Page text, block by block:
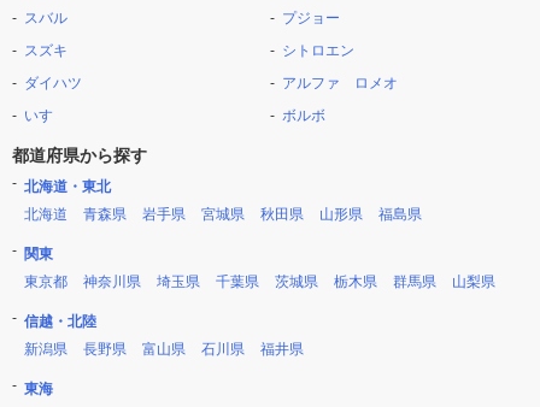
スバル
スズキ
ダイハツ
いすゞ
プジョー
シトロエン
アルファ ロメオ
ボルボ
都道府県から探す
北海道・東北
北海道
青森県 岩手県 宮城県 秋田県 山形県 福島県
関東
東京都
神奈川県 埼玉県 千葉県 茨城県 栃木県 群馬県 山梨県
信越・北陸
新潟県
長野県 富山県 石川県 福井県
東海